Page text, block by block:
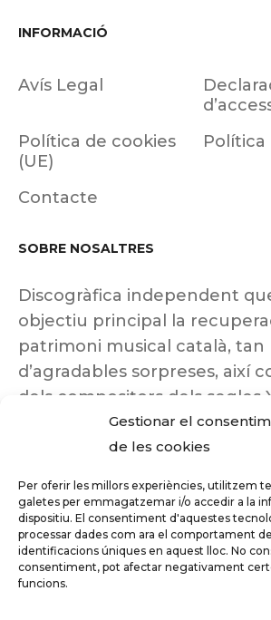
Gestionar el
de les cookies
Per oferir les millors experiències, utilitzem
galetes per emmagatzemar i/o accedir a la
dispositiu. El consentiment d'aquestes
processar dades com ara el comportament
identificacions úniques en aquest lloc. No
consentiment, pot afectar negativament
funcions.
INFORMACIÓ
Avís Legal
Política de cookies
(UE)
Política
Contacte
SOBRE NOSALTRES
Discogràfica independent
objectiu principal la
patrimoni musical català, tan
d’agradables sorpreses, així
dels compositors dels segles
insuficientment coneguts.
Tots els drets reservats a
Música.